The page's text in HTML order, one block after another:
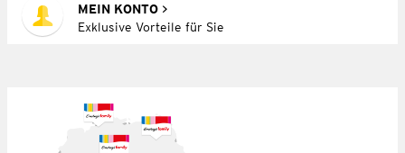
MEIN KONTO
Exklusive Vorteile für Sie